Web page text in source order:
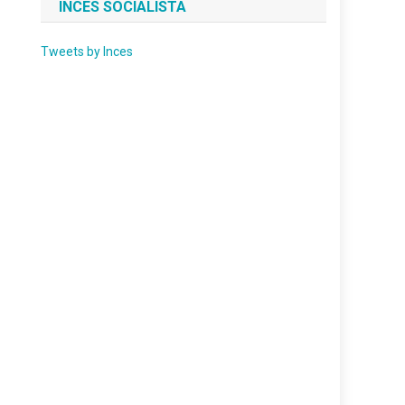
INCES SOCIALISTA
Tweets by Inces